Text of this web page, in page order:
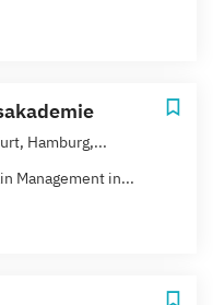
Hamburg,...
Management in...